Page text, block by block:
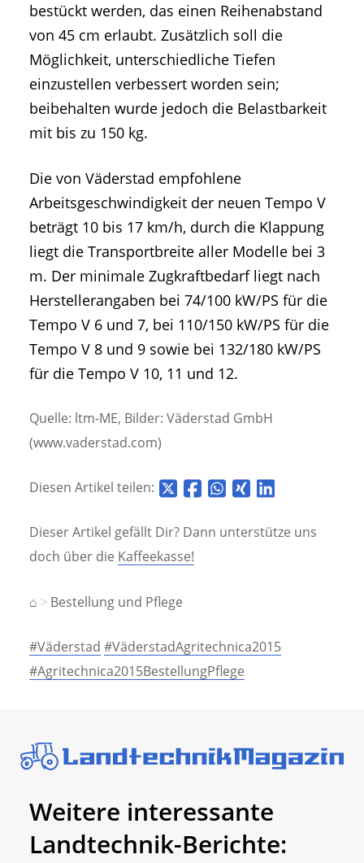
bestückt werden, das einen Reihenabstand
von 45 cm erlaubt. Zusätzlich soll die
Möglichkeit, unterschiedliche Tiefen
einzustellen verbessert worden sein;
beibehalten wurde jedoch die Belastbarkeit
mit bis zu 150 kg.
Die von Väderstad empfohlene
Arbeitsgeschwindigkeit der neuen Tempo V
beträgt 10 bis 17 km/h, durch die Klappung
liegt die Transportbreite aller Modelle bei 3
m. Der minimale Zugkraftbedarf liegt nach
Herstellerangaben bei 74/100 kW/PS für die
Tempo V 6 und 7, bei 110/150 kW/PS für die
Tempo V 8 und 9 sowie bei 132/180 kW/PS
für die Tempo V 10, 11 und 12.
Quelle: ltm-ME, Bilder: Väderstad GmbH
(www.vaderstad.com)
Diesen Artikel teilen:
Dieser Artikel gefällt Dir? Dann unterstütze uns
doch über die Kaffeekasse!
⌂ Bestellung und Pflege
#Väderstad #VäderstadAgritechnica2015
#Agritechnica2015BestellungPflege
Weitere interessante
Landtechnik-Berichte: